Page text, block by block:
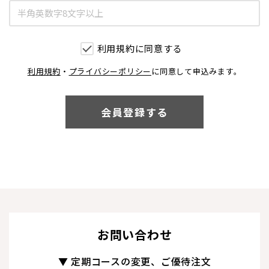
利用規約に同意する
利用規約 ・ プライバシーポリシー に同意して申込みます。
お問い合わせ
▼ 定期コースの変更、ご優待注文